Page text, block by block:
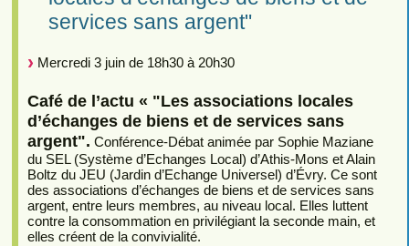
services sans argent"
Mercredi 3 juin de 18h30 à 20h30
Café de l’actu « "Les associations locales
d’échanges de biens et de services sans
argent". Conférence-Débat animée par Sophie Maziane
du SEL (Système d’Echanges Local) d’Athis-Mons et Alain
Boltz du JEU (Jardin d’Echange Universel) d’Évry. Ce sont
des associations d’échanges de biens et de services sans
argent, entre leurs membres, au niveau local. Elles luttent
contre la consommation en privilégiant la seconde main, et
elles créent de la convivialité.